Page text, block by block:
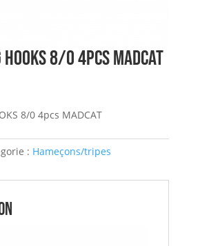
HOOKS 8/0 4pcs MADCAT
8/0 4pcs MADCAT
: Hameçons/tripes